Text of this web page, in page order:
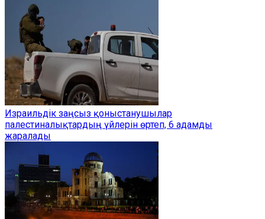
Израильдік заңсыз қоныстанушылар
палестиналықтардың үйлерін өртеп, 6 адамды
жаралады